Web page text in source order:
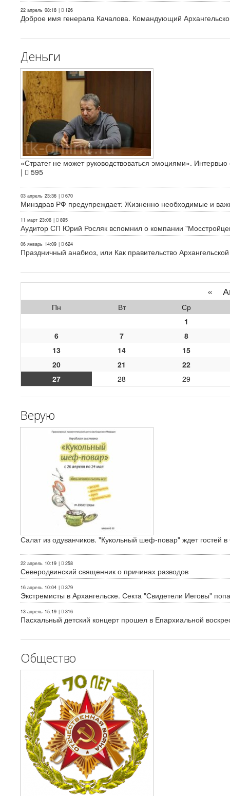
22 апрель 08:18 | 126
Доброе имя генерала Качалова. Командующий
Деньги
«Стратег не может руководствоваться эмоциями».
|
595
03 апрель 23:36 | 670
Минздрав РФ предупреждает: Жизненно необходимые и
11 март 23:06 | 895
Аудитор СП Юрий Росляк вспомнил о компании
06 январь 14:09 | 624
Праздничный анабиоз, или Как правительство
«
Пн Вт
Ср
1
6
7
8
13
14
15
20
21
22
27
28 29
Верую
Салат из одуванчиков. "Кукольный шеф-повар" ждет гостей
22 апрель 10:19 | 258
Северодвинский священник о причинах разводов
16 апрель 10:04 | 379
Экстремисты в Архангельске. Секта "Свидетели Иеговы"
13 апрель 15:19 | 316
Пасхальный детский концерт прошел в Епархиальной
Общество